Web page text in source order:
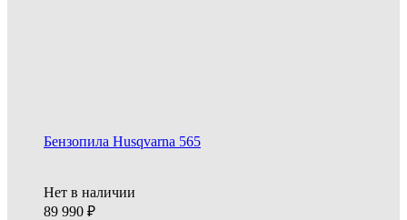
Бензопила Husqvarna 565
Нет в наличии
89 990